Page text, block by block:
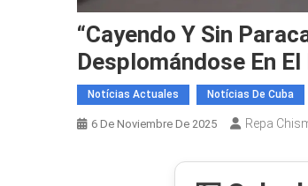
“Cayendo Y Sin
Desplomándose En
Notícias Actuales Notícias De Cuba
6 De Noviembre De 2025 Repa